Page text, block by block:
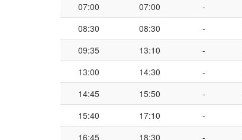
07:00
07:00 -
08:30
08:30 -
09:35
13:10 -
13:00
14:30 -
14:45
15:50 -
15:40
17:10 -
16:45
18:30 -